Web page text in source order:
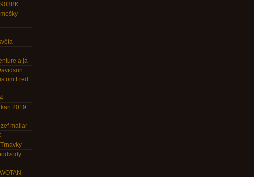
a ja
Fred
2019
maliar